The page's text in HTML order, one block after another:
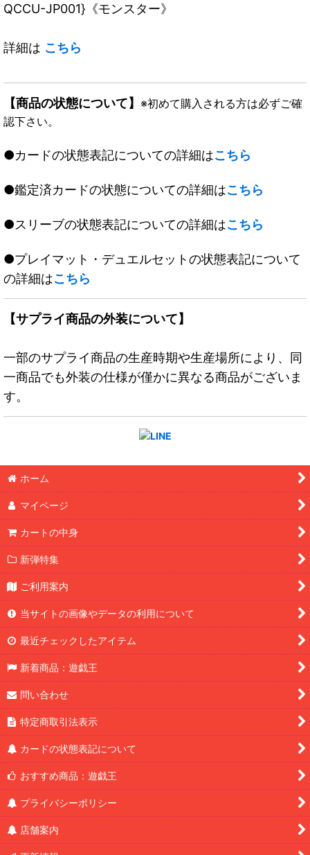
QCCU-JP001}《モンスター》
詳細は こちら
【商品の状態について】 ※初めて購入される方は必ずご確
認下さい。
●カードの状態表記についての詳細はこちら
●鑑定済カードの状態についての詳細はこちら
●スリーブの状態表記についての詳細はこちら
●プレイマット・デュエルセットの状態表記について
の詳細はこちら
【サプライ商品の外装について】
一部のサプライ商品の生産時期や生産場所により、同
一商品でも外装の仕様が僅かに異なる商品がございま
す。
ホーム
マイページ
カートの中身
新弾特集
ご利用案内
当サイトの画像やデータの利用について
最近チェックしたアイテム
新着商品：遊戯王
問い合わせ
特定商取引法表示
カードの状態表記について
おすすめ商品：遊戯王
プライバシーポリシー
店舗案内